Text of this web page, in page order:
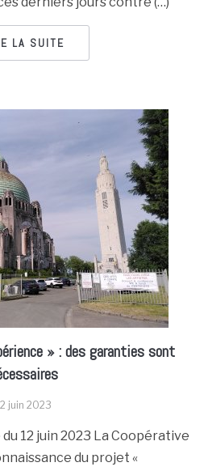
LA SUITE
» : des garanties sont
juin 2023
12 juin 2023 La Coopérative
du projet «